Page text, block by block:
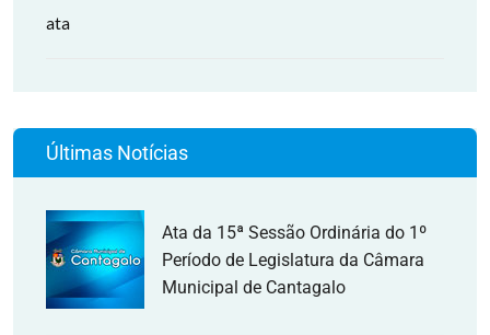
ata
Últimas Notícias
Ata da 15ª Sessão Ordinária do 1º
Período de Legislatura da Câmara
Municipal de Cantagalo